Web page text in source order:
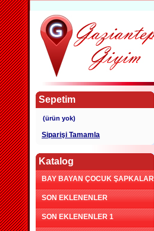
Sepetim
Siparişi Tamamla
Katalog
BAY BAYAN ÇOCUK ŞAPKALAR
SON EKLENENLER
SON EKLENENLER 1